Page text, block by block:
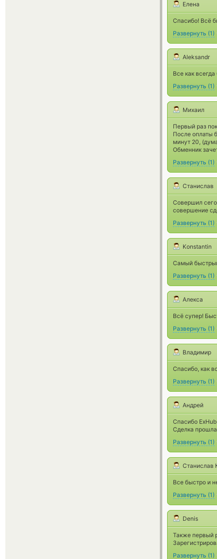
Елена
Спасибо! Всё
Развернуть (1)
Aleksandr
Все как
Развернуть (1)
Михаил
Первый раз
После оплаты
минут 20,
Обменник
Развернуть (1)
Станислав
Совершил
совершение
Развернуть (1)
Konstantin
Самый
Развернуть (1)
Алекса
Всё супер!
Развернуть (1)
Владимир
Спасибо, как
Развернуть (1)
Андрей
Спасибо
Сделка прошла
Развернуть (1)
Станислав
Все быстро и
Развернуть (1)
Denis
Также первый
Развернуть (1)